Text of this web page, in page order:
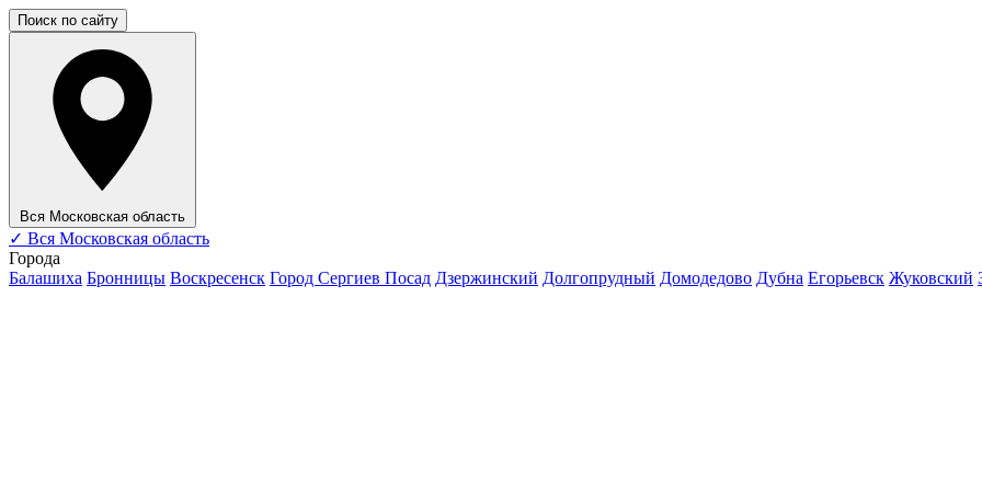
Поиск по сайту
Вся Московская область
✓ Вся Московская область
Города
Балашиха Бронницы Воскресенск Город Сергиев Посад Дзержинский Долгопрудный Домодедово Дубна Егорьевск Жуковский